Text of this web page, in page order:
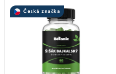
Česká značka